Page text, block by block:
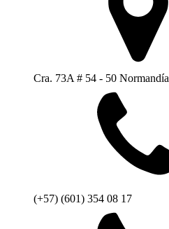
Cra. 73A # 54 - 50 Normandía
(+57) (601) 354 08 17